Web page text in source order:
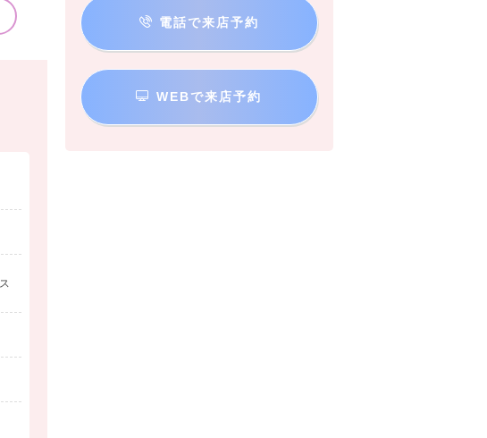
電話で来店予約
WEBで来店予約